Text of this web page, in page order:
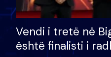
Vendi i tretë në
është finalisti i